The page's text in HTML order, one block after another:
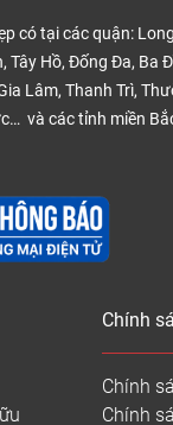
có tại các quận:
Tây Hồ, Đống Đa, Ba
Lâm, Thanh Trì,
và các tỉnh miền
Chính
Chính
Chính